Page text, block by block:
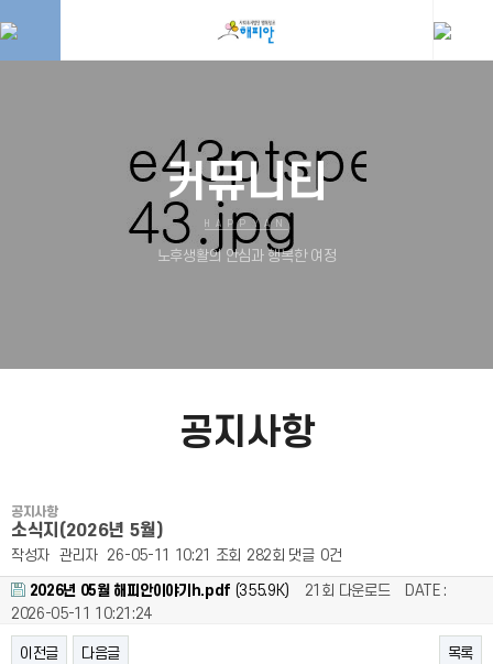
커뮤니티
HAPPYAN
노후생활의 안심과 행복한 여정
공지사항
공지사항
소식지(2026년 5월)
작성자 관리자 26-05-11 10:21 조회 282회 댓글 0건
2026년 05월 해피안이야기h.pdf (355.9K) 21회 다운로드
DATE :
2026-05-11 10:21:24
이전글 다음글 목록